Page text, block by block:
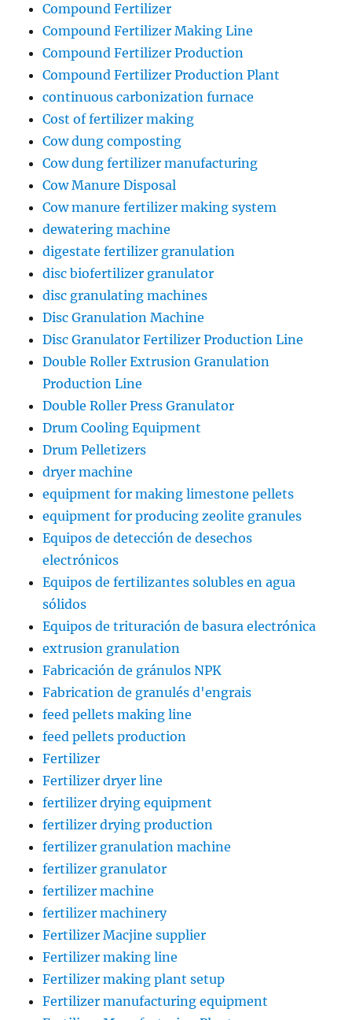
Compound Fertilizer
Compound Fertilizer Making Line
Compound Fertilizer Production
Compound Fertilizer Production Plant
continuous carbonization furnace
Cost of fertilizer making
Cow dung composting
Cow dung fertilizer manufacturing
Cow Manure Disposal
Cow manure fertilizer making system
dewatering machine
digestate fertilizer granulation
disc biofertilizer granulator
disc granulating machines
Disc Granulation Machine
Disc Granulator Fertilizer Production Line
Double Roller Extrusion Granulation
Production Line
Double Roller Press Granulator
Drum Cooling Equipment
Drum Pelletizers
dryer machine
equipment for making limestone pellets
equipment for producing zeolite granules
Equipos de detección de desechos
electrónicos
Equipos de fertilizantes solubles en agua
sólidos
Equipos de trituración de basura electrónica
extrusion granulation
Fabricación de gránulos NPK
Fabrication de granulés d'engrais
feed pellets making line
feed pellets production
Fertilizer
Fertilizer dryer line
fertilizer drying equipment
fertilizer drying production
fertilizer granulation machine
fertilizer granulator
fertilizer machine
fertilizer machinery
Fertilizer Macjine supplier
Fertilizer making line
Fertilizer making plant setup
Fertilizer manufacturing equipment